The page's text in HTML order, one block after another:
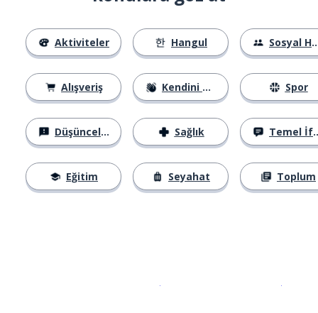
Aktiviteler
Alışveriş
Düşünceler
Eğitim
Hangul
Kendini Tanıtma
Sağlık
Seyahat
Sosyal Hayat
Spor
Temel İfadeler
Toplum